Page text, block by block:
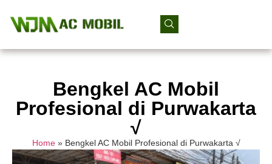
Bengkel AC Mobil
Profesional di Purwakarta
√
Home» Bengkel AC Mobil Profesional di Purwakarta √